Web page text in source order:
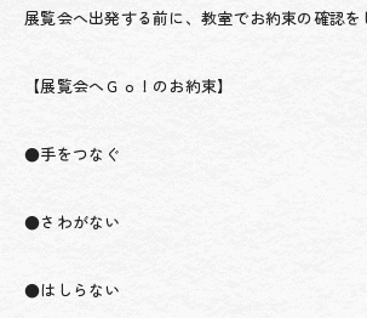
展覧会へ出発する前に、教室でお約束の確認を
【展覧会へＧｏ！のお約束】
●手をつなぐ
●さわがない
●はしらない